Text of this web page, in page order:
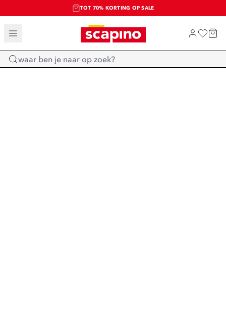
TOT 70% KORTING OP SALE
SALE: LAATSTE KANS!
SHOP NIEUW
Home